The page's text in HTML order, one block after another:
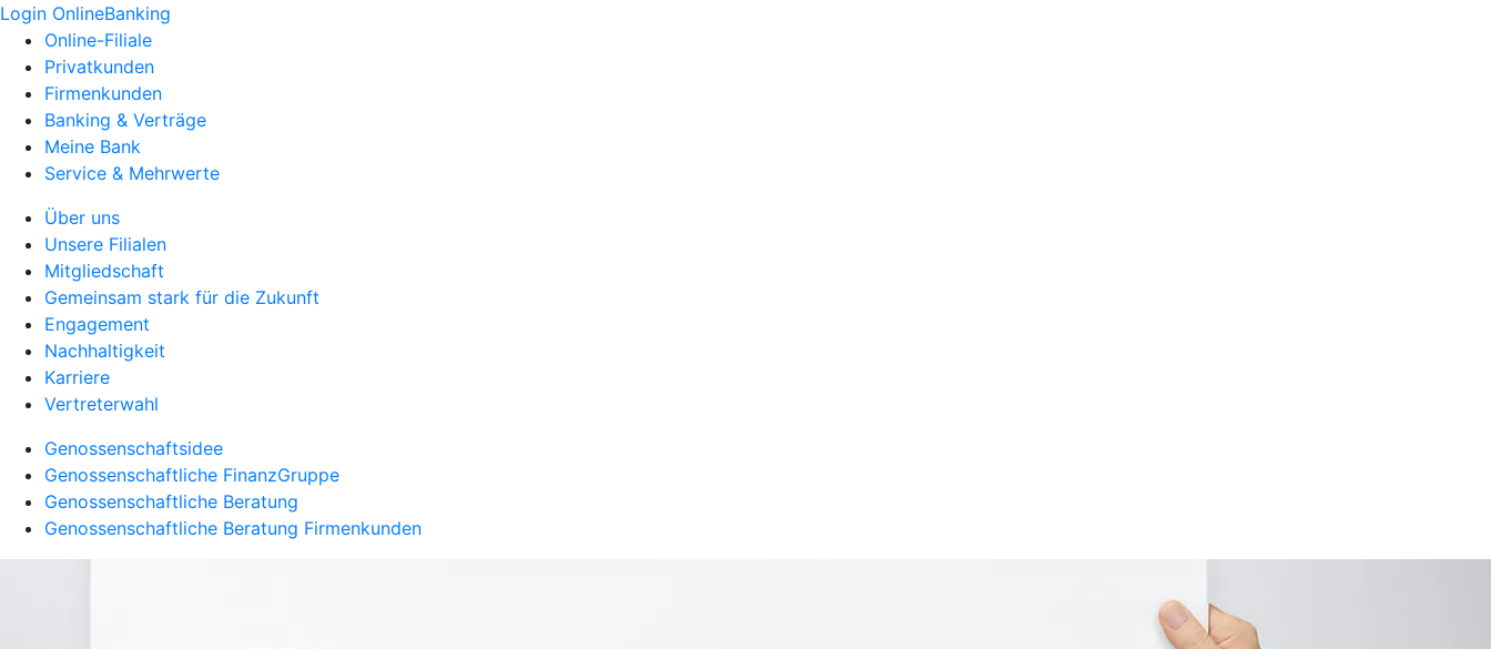
Login OnlineBanking
Online-Filiale
Privatkunden
Firmenkunden
Banking & Verträge
Meine Bank
Service & Mehrwerte
Über uns
Unsere Filialen
Mitgliedschaft
Gemeinsam stark für die Zukunft
Engagement
Nachhaltigkeit
Karriere
Vertreterwahl
Genossenschaftsidee
Genossenschaftliche FinanzGruppe
Genossenschaftliche Beratung
Genossenschaftliche Beratung Firmenkunden